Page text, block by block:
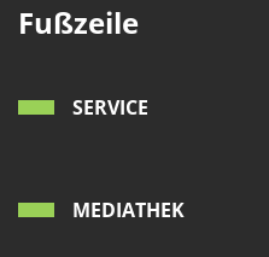
Fußzeile
SERVICE
MEDIATHEK